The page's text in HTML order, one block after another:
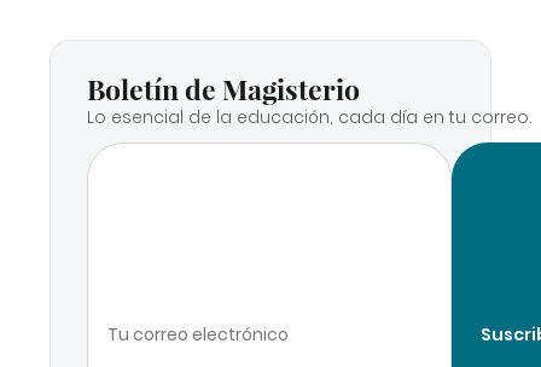
Boletín de Magisterio
Lo esencial de la educación, cada día en tu correo.